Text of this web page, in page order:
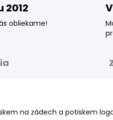
2012
obliekame!
na zádech a potiskem